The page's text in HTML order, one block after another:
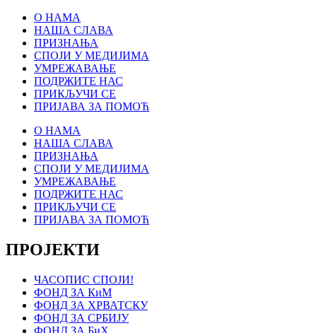
О НАМА
НАША СЛАВА
ПРИЗНАЊА
СПОЈИ У МЕДИЈИМА
УМРЕЖАВАЊЕ
ПОДРЖИТЕ НАС
ПРИКЉУЧИ СЕ
ПРИЈАВА ЗА ПОМОЋ
О НАМА
НАША СЛАВА
ПРИЗНАЊА
СПОЈИ У МЕДИЈИМА
УМРЕЖАВАЊЕ
ПОДРЖИТЕ НАС
ПРИКЉУЧИ СЕ
ПРИЈАВА ЗА ПОМОЋ
ПРОЈЕКТИ
ЧАСОПИС СПОЈИ!
ФОНД ЗА КиМ
ФОНД ЗА ХРВАТСКУ
ФОНД ЗА СРБИЈУ